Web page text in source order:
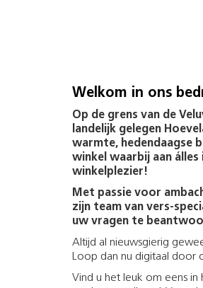
Welkom in ons
Op de grens van de
landelijk gelegen
warmte, hedendaagse
winkel waarbij aan álles
winkelplezier!
Met passie voor
zijn team van vers-
uw vragen te
Altijd al nieuwsgierig
Loop dan nu digitaal door
Vind u het leuk om eens